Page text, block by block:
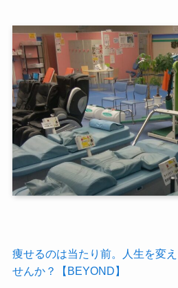
痩せるのは当たり前。人生を変
せんか？【BEYOND】